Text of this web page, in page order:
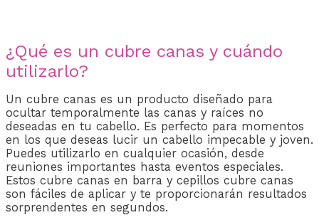
¿Qué es un cubre canas y cuándo
utilizarlo?
Un cubre canas es un producto diseñado para
ocultar temporalmente las canas y raíces no
deseadas en tu cabello. Es perfecto para momentos
en los que deseas lucir un cabello impecable y joven.
Puedes utilizarlo en cualquier ocasión, desde
reuniones importantes hasta eventos especiales.
Estos cubre canas en barra y cepillos cubre canas
son fáciles de aplicar y te proporcionarán resultados
sorprendentes en segundos.